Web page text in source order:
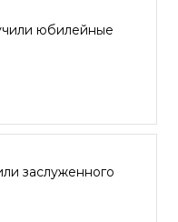
юбилейные
заслуженного